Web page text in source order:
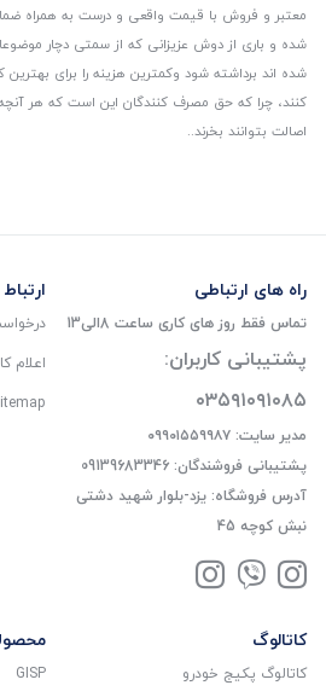
معتبر و فروش با قیمت واقعی و درست به همراه
شده و باری از دوش عزیزانی که از سمتی دچار
شده اند برداشته شود و‌کمترین هزینه را برای
کنند، چرا که حق مصرف کنندگان این است که هر
اصالت بتوانند بخرند..
راه های ارتباطی
تماس فقط روز های کاری ساعت 8الی13
پشتیبانی کاربران:
۰۳۵۹۱۰۹۱۰۸۵
مدیر سایت: ۰۹۹۰۱۵۵۹۹۸۷
پشتیبانی فروشندگان: 09139683346
آدرس فروشگاه: یزد-بلوار شهید دشتی
نبش کوچه 45
اعلام
کاتالوگ
کاتالوگ پکیج خودرو GISP